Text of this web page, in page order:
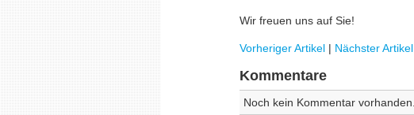
Wir freuen uns auf Sie!
Vorheriger Artikel | Nächster Artikel
Kommentare
Noch kein Kommentar vorhanden.